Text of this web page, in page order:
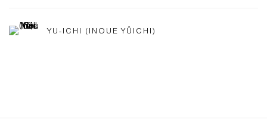
YU-ICHI (INOUE YÛICHI)